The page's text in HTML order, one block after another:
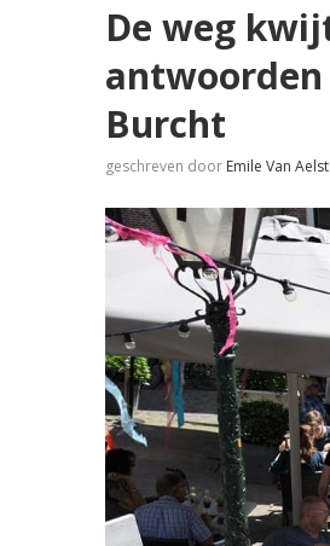
De weg
Burcht
geschreven door Emile Van Aelst